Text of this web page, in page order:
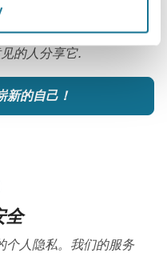
以让您通过自己的
新图像。这样，您就可以
的人分享它.
新的自己！
全
人隐私。我们的服务